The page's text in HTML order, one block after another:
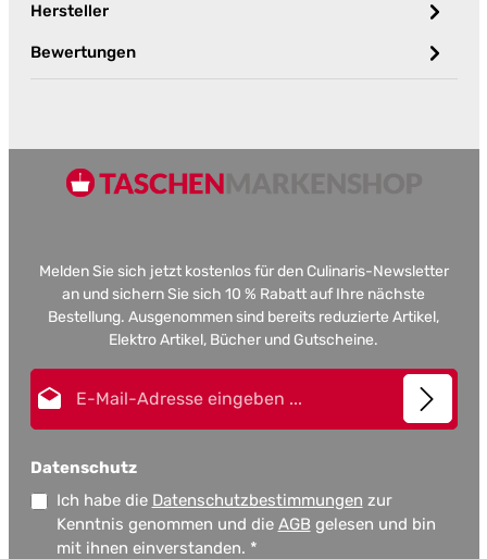
Hersteller
Bewertungen
Melden Sie sich jetzt kostenlos für den Culinaris-Newsletter
an und sichern Sie sich 10 % Rabatt auf Ihre nächste
Bestellung. Ausgenommen sind bereits reduzierte Artikel,
Elektro Artikel, Bücher und Gutscheine.
Datenschutz
Ich habe die Datenschutzbestimmungen zur
Kenntnis genommen und die AGB gelesen und bin
mit ihnen einverstanden. *